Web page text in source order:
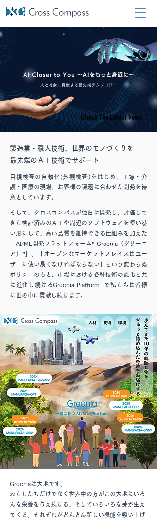
Check The Latest News
Check The Latest News
製造業・職人技術、世界のモノづくりを
最先端のＡＩ技術でサポート
目視検査の自動化(外観検査) をはじめ、工場・介
護 ・医療の現場、お客様の課題に合わせた開発を得
意としています。
そして、クロスコンパスが独自に開発し、評価して
きた検証済みのＡＩや周辺のソフトウェアを使い易
い形にして、高い品質を維持できる仕組みを加えた
「AI/ML開発プラットフォーム” Greenia（グリーニ
ア）”」。「オープンなマーケットプレイスはユー
ザーに使い易くなければならない」という変わらぬ
ポリシーのもと、市場における各種技術の変化と共
に進化し続けるGreenia Platform で私たちは皆様
に世の中に貢献し続けます。
Greeniaは大地です。
わたしたちだけでなく世界中の方がこの大地にいろ
んな栄養を与え続ける、そしていろいろな芽が生え
てくる。それぞれがどんどん新しい機能を吸い上げ